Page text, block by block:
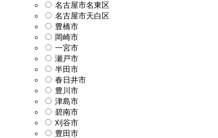
名古屋市名東区
名古屋市天白区
豊橋市
岡崎市
一宮市
瀬戸市
半田市
春日井市
豊川市
津島市
碧南市
刈谷市
豊田市